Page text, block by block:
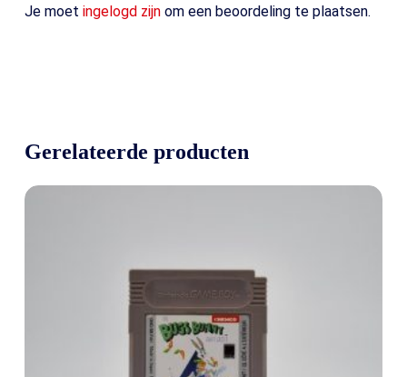
Je moet ingelogd zijnom een beoordeling te plaatsen.
Gerelateerde producten